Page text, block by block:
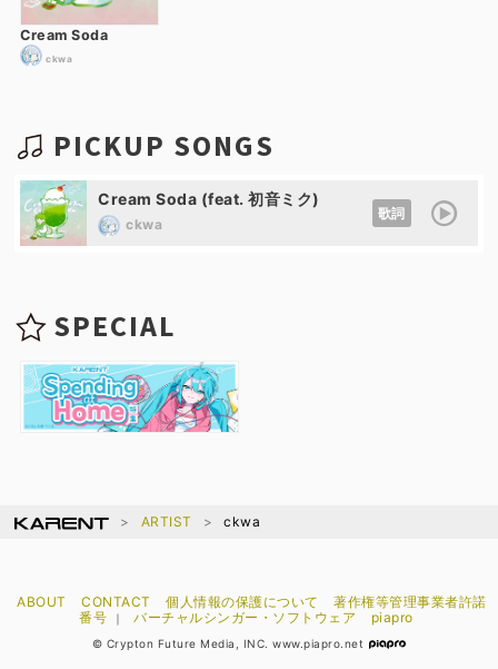
Cream Soda
ckwa
PICKUP SONGS
Cream Soda (feat. 初音ミク)
ckwa
歌詞
SPECIAL
ARTIST ckwa
ABOUT CONTACT 個人情報の保護について
著作権等管理事業者許諾
番号
｜ バーチャルシンガー・ソフトウェア piapro
© Crypton Future Media, INC. www.piapro.net